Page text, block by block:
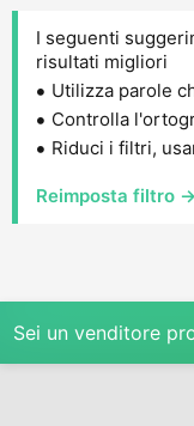
I seguenti
risultati migliori
Utilizza parole
Controlla
Riduci i filtri,
Reimposta filtro →
Sei un venditore